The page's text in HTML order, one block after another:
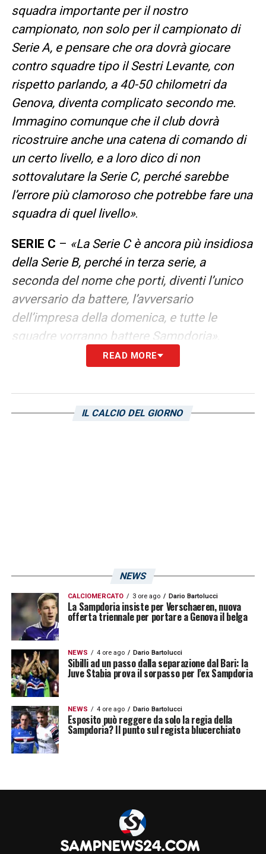
squadra importante per il nostro
campionato, non solo per il campionato di
Serie A, e pensare che ora dovrà giocare
contro squadre tipo il Sestri Levante, con
rispetto parlando, a 40-50 chilometri da
Genova, diventa complicato secondo me.
Immagino comunque che il club dovrà
ricostruire anche una catena di comando di
un certo livello, e a loro dico di non
sottovalutare la Serie C, perché sarebbe
l’errore più clamoroso che potrebbe fare una
squadra di quel livello».
SERIE C – «La Serie C è ancora più insidiosa
della Serie B, perché in terza serie, a
seconda del nome che porti, diventi l’unico
avversario da battere, l’avversario
dell’impresa della domenica, e tutte le
squadre vorranno battere Sampdoria».
READ MORE
IL CALCIO DEL GIORNO
NEWS
CALCIOMERCATO 3 ore ago Dario Bartolucci
La Sampdoria insiste per Verschaeren, nuova
offerta triennale per portare a Genova il belga
NEWS 4 ore ago Dario Bartolucci
Sibilli ad un passo dalla separazione dal Bari: la
Juve Stabia prova il sorpasso per l’ex Sampdoria
NEWS 4 ore ago Dario Bartolucci
Esposito può reggere da solo la regia della
Sampdoria? Il punto sul regista blucerchiato